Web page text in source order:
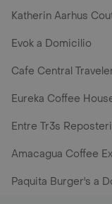
Katherin Aarhus
Evok a Domicilio
Cafe Central
Eureka Coffee
Entre Tr3s
Amacagua Coffee
Paquita Burger's a